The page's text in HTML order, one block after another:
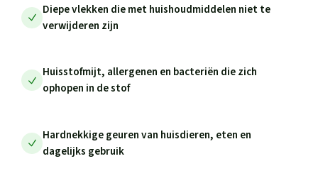
Diepe vlekken die met huishoudmiddelen niet te
verwijderen zijn
Huisstofmijt, allergenen en bacteriën die zich
ophopen in de stof
Hardnekkige geuren van huisdieren, eten en
dagelijks gebruik